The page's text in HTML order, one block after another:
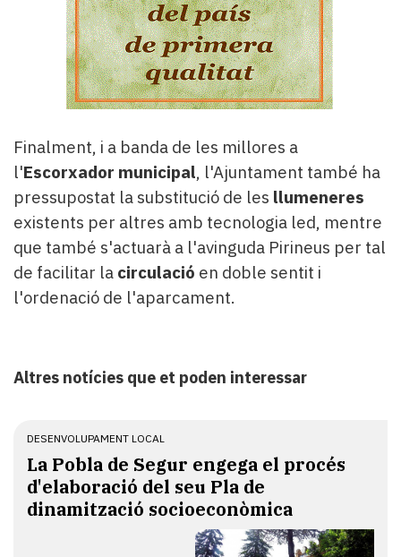
Finalment, i a banda de les millores a
l'Escorxador municipal, l'Ajuntament també ha
pressupostat la substitució de les llumeneres
existents per altres amb tecnologia led, mentre
que també s'actuarà a l'avinguda Pirineus per tal
de facilitar la circulació en doble sentit i
l'ordenació de l'aparcament.
Altres notícies que et poden interessar
DESENVOLUPAMENT LOCAL
La Pobla de Segur engega el procés
d'elaboració del seu Pla de
dinamització socioeconòmica